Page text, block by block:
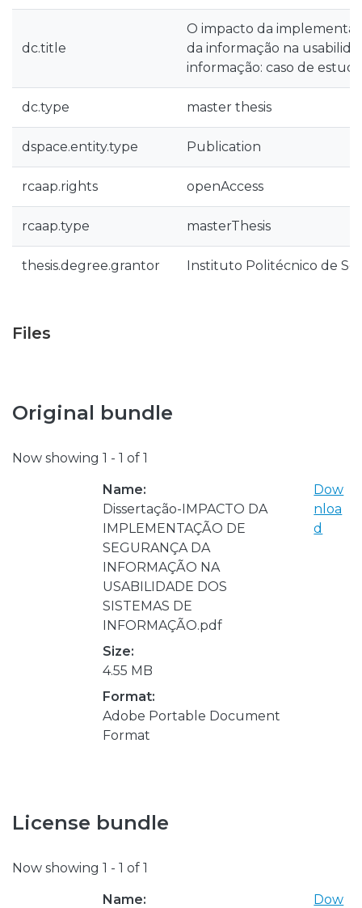
dc.title
O impacto da
da informação na
informação: caso de
dc.type master thesis
dspace.entity.type Publication
rcaap.rights openAccess
rcaap.type masterThesis
thesis.degree.grantor Instituto Politécnico de
Files
Original bundle
Now showing 1 - 1 of 1
Name:
Dissertação-IMPACTO DA
IMPLEMENTAÇÃO DE
SEGURANÇA DA
INFORMAÇÃO NA
USABILIDADE DOS
SISTEMAS DE
INFORMAÇÃO.pdf
Size:
4.55 MB
Format:
Adobe Portable Document
Format
Dow
nloa
d
License bundle
Now showing 1 - 1 of 1
Name:
Dow